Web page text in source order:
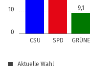
0
10
CSU SPD GRÜNE
9,1
Aktuelle Wahl